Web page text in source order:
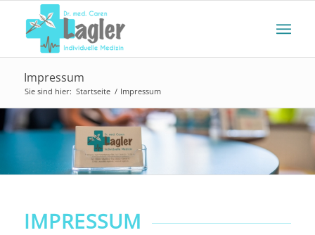
Impressum
Sie sind hier: Startseite / Impressum
IMPRESSUM